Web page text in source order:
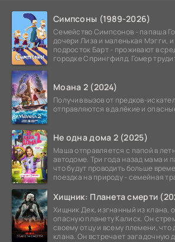
Симпсоны (1989-2026)
Семейство Симпсонов - папаша
дочери Лиза и маленькая Мэгги,
подросток Барт - проживают в
городке Спрингфилд. Гомер
Моана 2 (2024)
Получив вызов от предков-
отправляются в далёкие и
Не одна дома 2 (2025)
Маша отправляется с папой в
автодоме. Три года назад мама и
что будут проводить больше
поездка на природу - семейная
Хищник: Планета смерти
Хищник Дек, изгнанный из клана,
опасную планету Калиск. Он
своему отцу и всему племени, что
клана. Он встречает загадочную